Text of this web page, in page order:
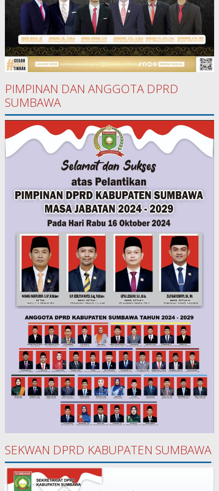
PIMPINAN DAN ANGGOTA DPRD
SUMBAWA
SEKWAN DPRD KABUPATEN SUMBAWA